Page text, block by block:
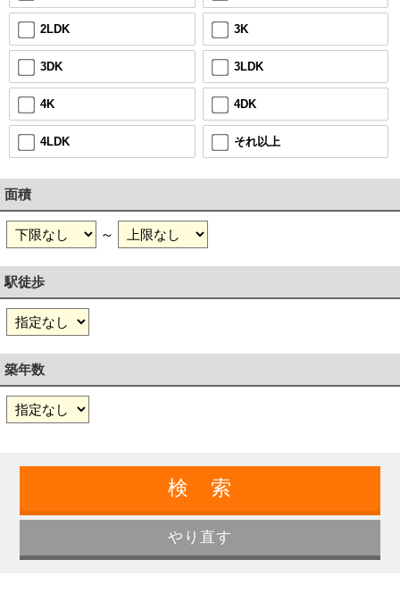
2LDK 3K
3DK 3LDK
4K 4DK
4LDK それ以上
面積
～
駅徒歩
築年数